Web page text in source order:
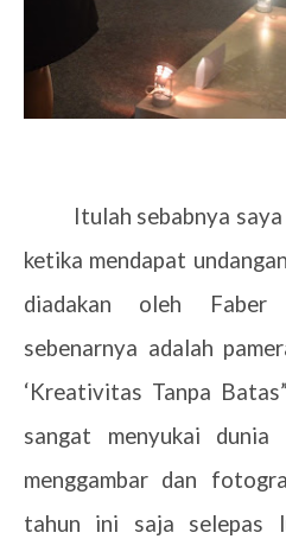
Itulah sebabnya saya
ketika mendapat
diadakan oleh
sebenarnya adalah
‘Kreativitas Tanpa
sangat menyukai
menggambar dan
tahun ini saja selepas